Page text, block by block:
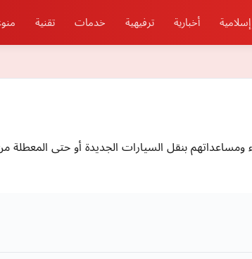
إسلامية أخبارية ترفيهية خدمات تقنية
ومساعداتهم بنقل السيارات الجديدة أو حتى المعطلة